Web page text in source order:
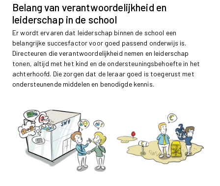
Belang van verantwoordelijkheid en
leiderschap in de school
Er wordt ervaren dat leiderschap binnen de school een
belangrijke succesfactor voor goed passend onderwijs is.
Directeuren die verantwoordelijkheid nemen en leiderschap
tonen, altijd met het kind en de ondersteuningsbehoefte in het
achterhoofd. Die zorgen dat de leraar goed is toegerust met
ondersteunende middelen en benodigde kennis.